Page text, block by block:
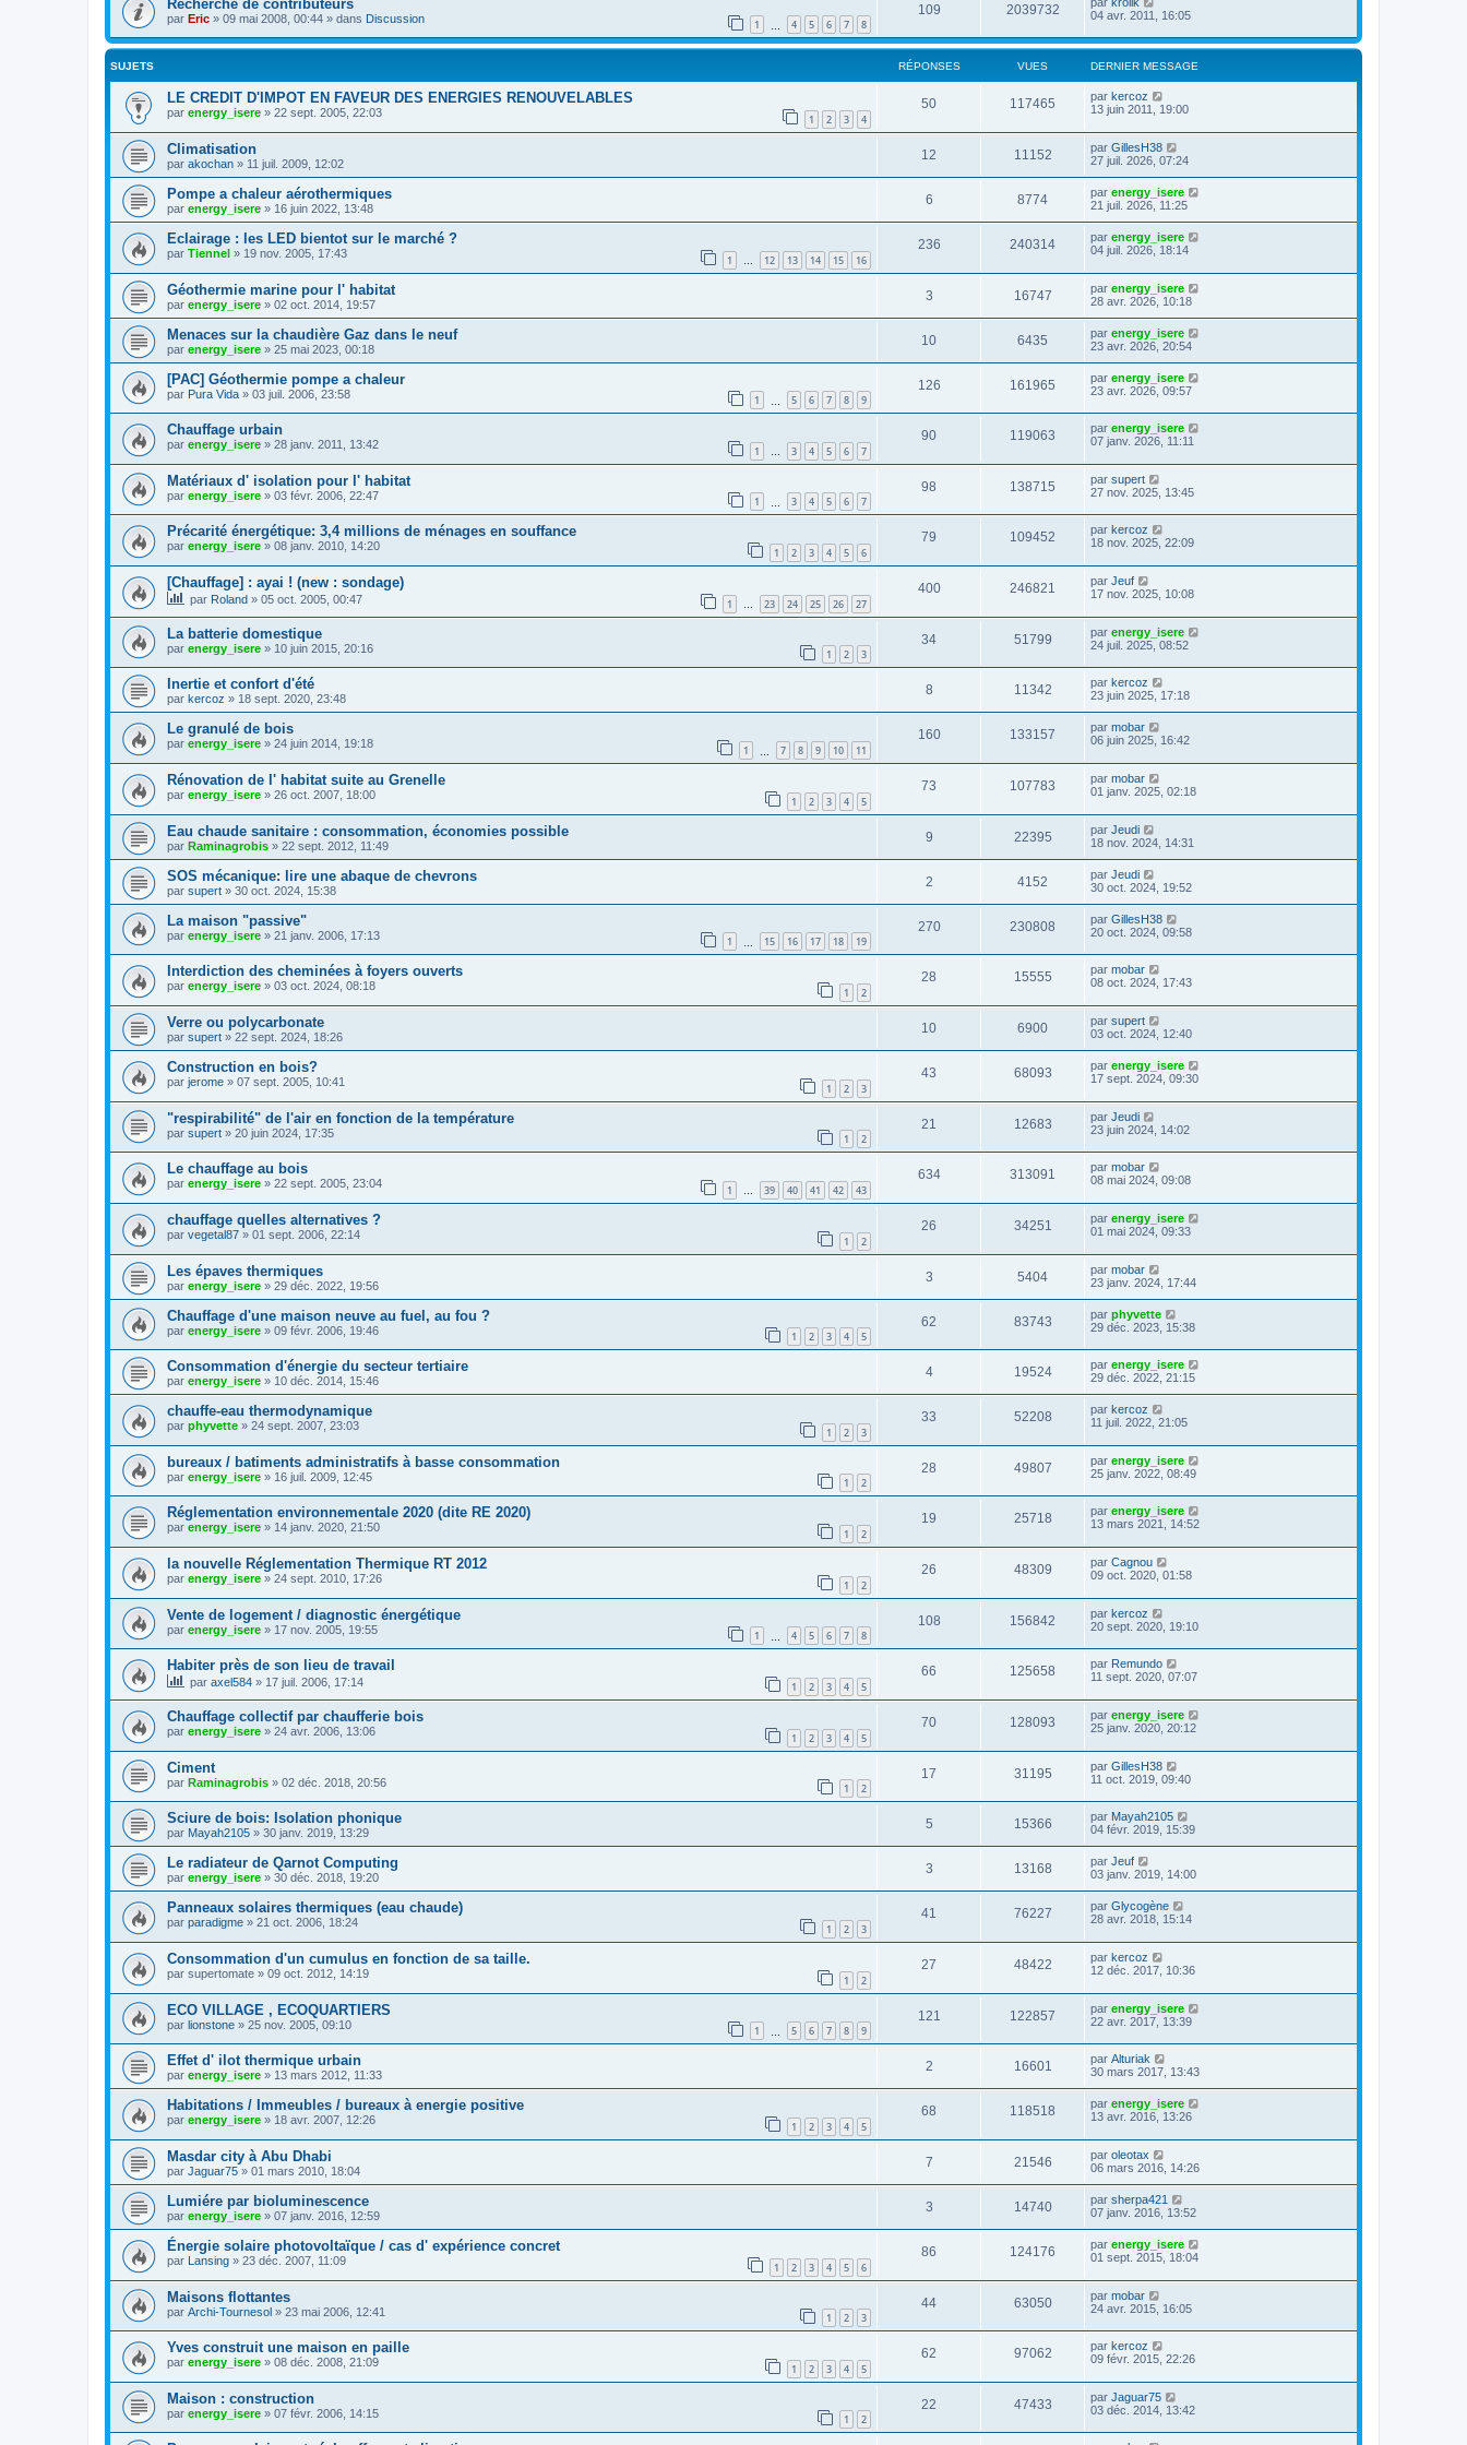
Recherche de contributeurs
par Eric » 09 mai 2008, 00:44 » dans Discussion 1 4 5 6 7 8
109 2039732
04 avr. 2011, 16:05
SUJETS RÉPONSES VUES DERNIER MESSAGE
LE CREDIT D'IMPOT EN FAVEUR DES ENERGIES RENOUVELABLES
par energy_isere » 22 sept. 2005, 22:03 1 2 3 4
50 117465 par kercoz
13 juin 2011, 19:00
Climatisation
par akochan » 11 juil. 2009, 12:02
12 11152 par GillesH38
27 juil. 2026, 07:24
Pompe a chaleur aérothermiques
par energy_isere » 16 juin 2022, 13:48
6 8774 par energy_isere
21 juil. 2026, 11:25
Eclairage : les LED bientot sur le marché ?
par Tiennel » 19 nov. 2005, 17:43 1 … 12 13 14 15 16
236 240314 par energy_isere
04 juil. 2026, 18:14
Géothermie marine pour l' habitat
par energy_isere » 02 oct. 2014, 19:57
3 16747 par energy_isere
28 avr. 2026, 10:18
Menaces sur la chaudière Gaz dans le neuf
par energy_isere » 25 mai 2023, 00:18
10 6435 par energy_isere
23 avr. 2026, 20:54
[PAC] Géothermie pompe a chaleur
par Pura Vida » 03 juil. 2006, 23:58 1 5 6 7 8 9
126 161965 par energy_isere
23 avr. 2026, 09:57
Chauffage urbain
par energy_isere » 28 janv. 2011, 13:42 1 … 3 4 5 6 7
90 119063 par energy_isere
07 janv. 2026, 11:11
Matériaux d' isolation pour l' habitat
par energy_isere » 03 févr. 2006, 22:47 1 3 4 5 6 7
98 138715 par supert
27 nov. 2025, 13:45
Précarité énergétique: 3,4 millions de ménages en souffance
par energy_isere » 08 janv. 2010, 14:20 1 2 3 4 5 6
79 109452 par kercoz
18 nov. 2025, 22:09
[Chauffage] : ayai ! (new : sondage)
par Roland » 05 oct. 2005, 00:47 1 … 23 24 25 26 27
400 246821 par Jeuf
17 nov. 2025, 10:08
La batterie domestique
par energy_isere » 10 juin 2015, 20:16 1 2 3
34 51799 par energy_isere
24 juil. 2025, 08:52
Inertie et confort d'été
par kercoz » 18 sept. 2020, 23:48
8 11342 par kercoz
23 juin 2025, 17:18
Le granulé de bois
par energy_isere » 24 juin 2014, 19:18 1 7 8 9 10 11
160 133157 par mobar
06 juin 2025, 16:42
Rénovation de l' habitat suite au Grenelle
par energy_isere » 26 oct. 2007, 18:00 1 2 3 4 5
73 107783 par mobar
01 janv. 2025, 02:18
Eau chaude sanitaire : consommation, économies possible
par Raminagrobis » 22 sept. 2012, 11:49
9 22395 par Jeudi
18 nov. 2024, 14:31
SOS mécanique: lire une abaque de chevrons
par supert » 30 oct. 2024, 15:38
2 4152 par Jeudi
30 oct. 2024, 19:52
La maison "passive"
par energy_isere » 21 janv. 2006, 17:13 1 15 16 17 18 19
270 230808 par GillesH38
20 oct. 2024, 09:58
Interdiction des cheminées à foyers ouverts
par energy_isere » 03 oct. 2024, 08:18 1 2
28 15555 par mobar
08 oct. 2024, 17:43
Verre ou polycarbonate
par supert » 22 sept. 2024, 18:26
10 6900 par supert
03 oct. 2024, 12:40
Construction en bois?
par jerome » 07 sept. 2005, 10:41 1 2 3
43 68093 par energy_isere
17 sept. 2024, 09:30
"respirabilité" de l'air en fonction de la température
par supert » 20 juin 2024, 17:35 1 2
21 12683 par Jeudi
23 juin 2024, 14:02
Le chauffage au bois
par energy_isere » 22 sept. 2005, 23:04 1 … 39 40 41 42 43
634 313091 par mobar
08 mai 2024, 09:08
chauffage quelles alternatives ?
par vegetal87 » 01 sept. 2006, 22:14 1 2
26 34251 par energy_isere
01 mai 2024, 09:33
Les épaves thermiques
par energy_isere » 29 déc. 2022, 19:56
3 5404 par mobar
23 janv. 2024, 17:44
Chauffage d'une maison neuve au fuel, au fou ?
par energy_isere » 09 févr. 2006, 19:46 1 2 3 4 5
62 83743 par phyvette
29 déc. 2023, 15:38
Consommation d'énergie du secteur tertiaire
par energy_isere » 10 déc. 2014, 15:46
4 19524 par energy_isere
29 déc. 2022, 21:15
chauffe-eau thermodynamique
par phyvette » 24 sept. 2007, 23:03 1 2 3
33 52208 par kercoz
11 juil. 2022, 21:05
bureaux / batiments administratifs à basse consommation
par energy_isere » 16 juil. 2009, 12:45 1 2
28 49807 par energy_isere
25 janv. 2022, 08:49
Réglementation environnementale 2020 (dite RE 2020)
par energy_isere » 14 janv. 2020, 21:50 1 2
19 25718 par energy_isere
13 mars 2021, 14:52
la nouvelle Réglementation Thermique RT 2012
par energy_isere » 24 sept. 2010, 17:26 1 2
26 48309 par Cagnou
09 oct. 2020, 01:58
Vente de logement / diagnostic énergétique
par energy_isere » 17 nov. 2005, 19:55 1 4 5 6 7 8
108 156842 par kercoz
20 sept. 2020, 19:10
Habiter près de son lieu de travail
par axel584 » 17 juil. 2006, 17:14 1 2 3 4 5
66 125658 par Remundo
11 sept. 2020, 07:07
Chauffage collectif par chaufferie bois
par energy_isere » 24 avr. 2006, 13:06 1 2 3 4 5
70 128093 par energy_isere
25 janv. 2020, 20:12
Ciment
par Raminagrobis » 02 déc. 2018, 20:56 1 2
17 31195 par GillesH38
11 oct. 2019, 09:40
Sciure de bois: Isolation phonique
par Mayah2105 » 30 janv. 2019, 13:29
5 15366 par Mayah2105
04 févr. 2019, 15:39
Le radiateur de Qarnot Computing
par energy_isere » 30 déc. 2018, 19:20
3 13168 par Jeuf
03 janv. 2019, 14:00
Panneaux solaires thermiques (eau chaude)
par paradigme » 21 oct. 2006, 18:24 1 2 3
41 76227 par Glycogène
28 avr. 2018, 15:14
Consommation d'un cumulus en fonction de sa taille.
par supertomate » 09 oct. 2012, 14:19 1 2
27 48422 par kercoz
12 déc. 2017, 10:36
ECO VILLAGE , ECOQUARTIERS
par lionstone » 25 nov. 2005, 09:10 1 5 6 7 8 9
121 122857 par energy_isere
22 avr. 2017, 13:39
Effet d' ilot thermique urbain
par energy_isere » 13 mars 2012, 11:33
2 16601 par Alturiak
30 mars 2017, 13:43
Habitations / Immeubles / bureaux à energie positive
par energy_isere » 18 avr. 2007, 12:26 1 2 3 4 5
68 118518 par energy_isere
13 avr. 2016, 13:26
Masdar city à Abu Dhabi
par Jaguar75 » 01 mars 2010, 18:04
7 21546 par oleotax
06 mars 2016, 14:26
Lumiére par bioluminescence
par energy_isere » 07 janv. 2016, 12:59
3 14740 par sherpa421
07 janv. 2016, 13:52
Énergie solaire photovoltaïque / cas d' expérience concret
par Lansing » 23 déc. 2007, 11:09 1 2 3 4 5 6
86 124176 par energy_isere
01 sept. 2015, 18:04
Maisons flottantes
par Archi-Tournesol » 23 mai 2006, 12:41 1 2 3
44 63050 par mobar
24 avr. 2015, 16:05
Yves construit une maison en paille
par energy_isere » 08 déc. 2008, 21:09 1 2 3 4 5
62 97062 par kercoz
09 févr. 2015, 22:26
Maison : construction
par energy_isere » 07 févr. 2006, 14:15 1 2
22 47433 par Jaguar75
03 déc. 2014, 13:42